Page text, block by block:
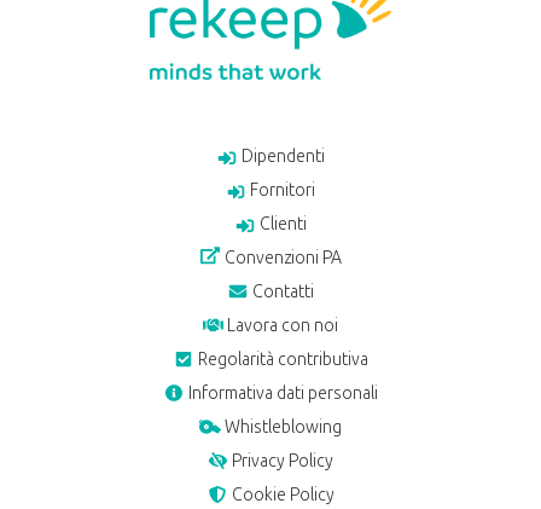
Dipendenti
Fornitori
Clienti
Convenzioni PA
Contatti
Lavora con noi
Regolarità contributiva
Informativa dati personali
Whistleblowing
Privacy Policy
Cookie Policy